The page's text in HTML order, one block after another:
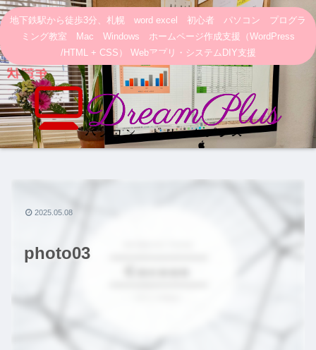
地下鉄駅から徒歩3分、札幌 word excel 初心者 パソコン プログラ
ミング教室 Mac Windows ホームページ作成支援（WordPress
/HTML + CSS） Webアプリ・システムDIY支援
photo03
2025.05.08